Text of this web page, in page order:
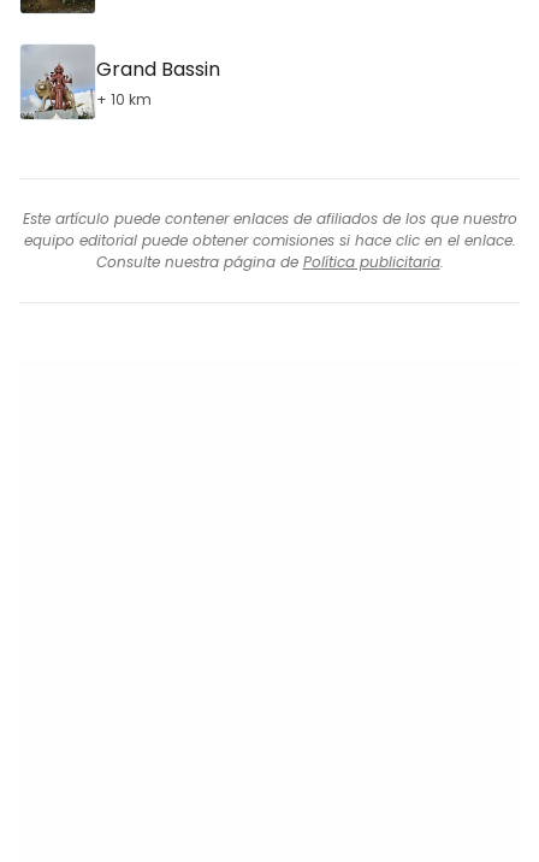
Grand Bassin
+ 10 km
Este artículo puede contener enlaces de afiliados de los que nuestro
equipo editorial puede obtener comisiones si hace clic en el enlace.
Consulte nuestra página de Política publicitaria.